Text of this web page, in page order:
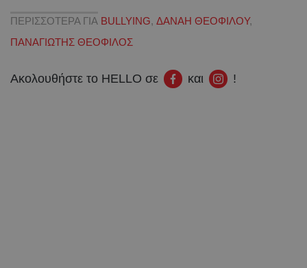
ΠΕΡΙΣΣΟΤΕΡΑ ΓΙΑ BULLYING, ΔΑΝΑΗ ΘΕΟΦΙΛΟΥ,
ΠΑΝΑΓΙΩΤΗΣ ΘΕΟΦΙΛΟΣ
Ακολουθήστε το HELLO σε και !